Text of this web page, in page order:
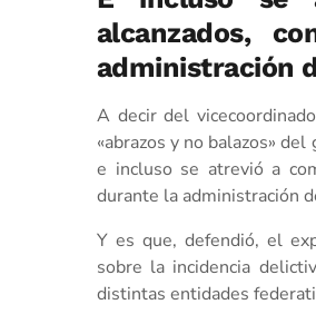
alcanzados,
administración
A decir del
«abrazos y no balazos»
e incluso se atrevió a
durante la administración
Y es que, defendió, el
sobre la incidencia
distintas entidades